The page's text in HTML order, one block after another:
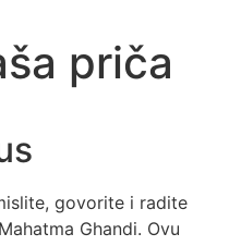
priča
govorite i radite
Ghandi. Ovu